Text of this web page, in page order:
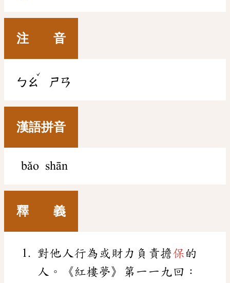
注 音
ㄅㄠ
ˇ
ㄕㄢ
漢語拼音
bǎo shān
釋 義
對他人行為或財力負責擔保 的
人。《紅樓夢》第一一九回：